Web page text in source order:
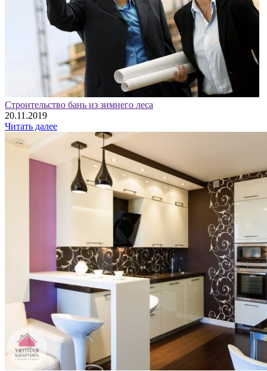
Строительство бань из зимнего леса
20.11.2019
Читать далее